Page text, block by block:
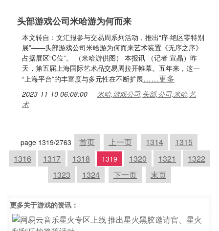
头部游戏公司米哈游为何而来
本文转自：文汇报参与交易周系列活动，推出“序·绝区零特别
展”——头部游戏公司米哈游为何而来艺术装置《无序之序》
占据展区“C位”。 （米哈游供图） 本报讯 （记者 宣晶）昨
天，第五届上海国际艺术品交易周拉开帷幕。五年来，这一
“上海平台”的丰富度与多元性在不断扩展……更多
2023-11-10 06:08:00
米哈,游戏公司,头部,公司,米哈,艺
术
page 1319/2763 首页 上一页 1314
1315
1316
1317 1318 1319 1320 1321
1322
1323
1324 下一页 末页
更多关于游戏的资讯：